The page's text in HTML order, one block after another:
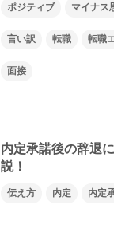
ポジティブ マイナス
言い訳 転職 転職
面接
内定承諾後の辞退
説！
伝え方 内定 内定